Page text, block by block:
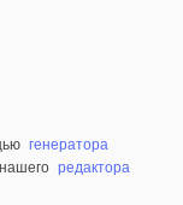
генератора
редактора